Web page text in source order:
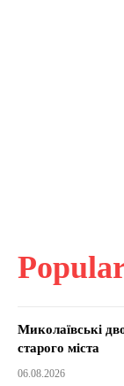
Миколаївські
старого міста
06.08.2026